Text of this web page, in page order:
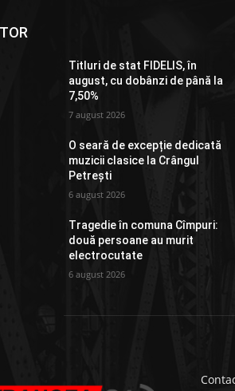
Titluri de stat FIDELIS, în
august, cu dobânzi de până la
7,50%
7 august 2026
O seară de excepție dedicată
muzicii clasice la Crângul
Petrești
6 august 2026
Tragedie în comuna Cîmpuri:
două persoane au murit
electrocutate
6 august 2026